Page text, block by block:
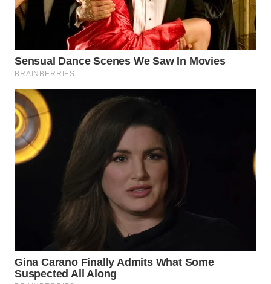
WN
WN
WN
DAIRI
WN
WN
LANGKAT